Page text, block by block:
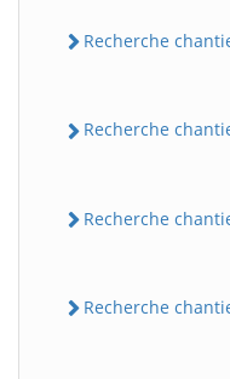
Recherche
Recherche
Recherche
Recherche